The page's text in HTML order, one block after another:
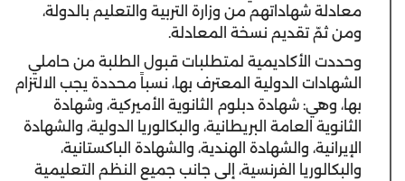
معادلة شهاداتهم من وزارة التربية والتعليم بالدولة،
ومن ثمّ تقديم نسخة المعادلة.
وحددت الأكاديمية لمتطلبات قبول الطلبة من حاملي
الشهادات الدولية المعترف بها، نسباً محددة يجب الالتزام
بها، وهي: شهادة دبلوم الثانوية الأميركية، وشهادة
الثانوية العامة البريطانية، والبكالوريا الدولية، والشهادة
الإيرانية، والشهادة الهندية، والشهادة الباكستانية،
والبكالوريا الفرنسية، إلى جانب جميع النظم التعليمية